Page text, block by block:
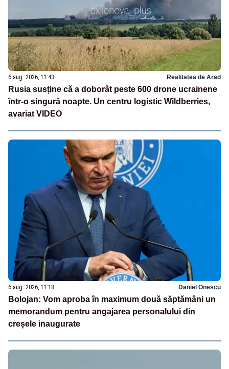
6 aug. 2026, 11:43 Realitatea de Arad
Rusia susține că a doborât peste 600 drone ucrainene
într-o singură noapte. Un centru logistic Wildberries,
avariat VIDEO
6 aug. 2026, 11:18 Daniel Onescu
Bolojan: Vom aproba în maximum două săptămâni un
memorandum pentru angajarea personalului din
creșele inaugurate